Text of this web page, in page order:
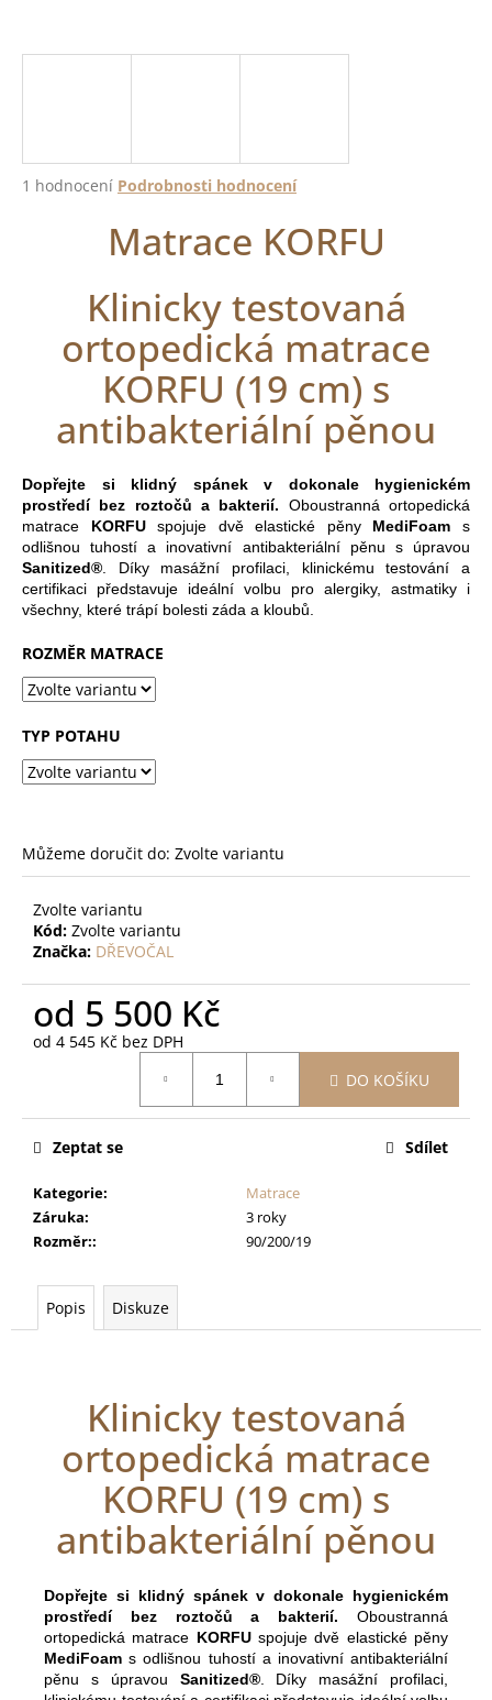
Průměrné
1 hodnocení Podrobnosti hodnocení
Matrace KORFU
Klinicky testovaná
ortopedická matrace
KORFU (19 cm) s
antibakteriální pěnou
Dopřejte si klidný spánek v dokonale hygienickém
prostředí bez roztočů a bakterií. Oboustranná ortopedická
matrace KORFUspojuje dvě elastické pěny MediFoam s
odlišnou tuhostí a inovativní antibakteriální pěnu s úpravou
Sanitized®. Díky masážní profilaci, klinickému testování a
certifikaci představuje ideální volbu pro alergiky, astmatiky i
všechny, které trápí bolesti záda a kloubů.
ROZMĚR MATRACE
TYP POTAHU
Můžeme doručit do: Zvolte variantu
Zvolte variantu
Kód: Zvolte variantu
Značka: DŘEVOČAL
od 5 500 Kč
od 4 545 Kč bez DPH
DO KOŠÍKU
Kategorie:
Matrace
Záruka:
3 roky
Rozměr:: 90/200/19
Zeptat se Sdílet
Popis Diskuze
Klinicky testovaná
ortopedická matrace
KORFU (19 cm) s
antibakteriální pěnou
Dopřejte si klidný spánek v dokonale hygienickém
prostředí bez roztočů a bakterií. Oboustranná
ortopedická matrace KORFUspojuje dvě elastické pěny
MediFoam s odlišnou tuhostí a inovativní antibakteriální
pěnu s úpravou Sanitized®. Díky masážní profilaci,
j
HLEDAT
u
č
u
j
e
m
e
MATRACE
LUSSA
15
550
Kč